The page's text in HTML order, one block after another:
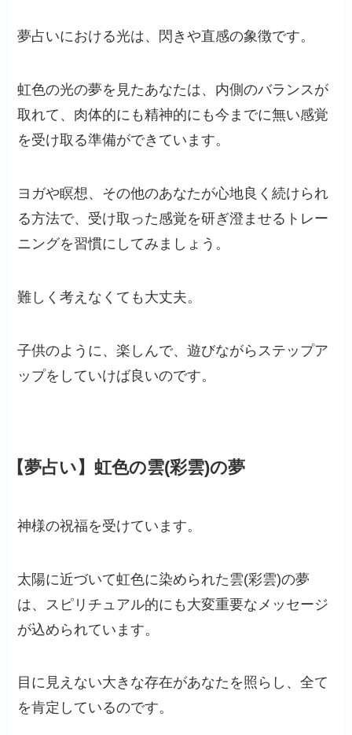
夢占いにおける光は、閃きや直感の象徴です。
虹色の光の夢を見たあなたは、内側のバランスが
取れて、肉体的にも精神的にも今までに無い感覚
を受け取る準備ができています。
ヨガや瞑想、その他のあなたが心地良く続けられ
る方法で、受け取った感覚を研ぎ澄ませるトレー
ニングを習慣にしてみましょう。
難しく考えなくても大丈夫。
子供のように、楽しんで、遊びながらステップア
ップをしていけば良いのです。
【夢占い】虹色の雲(彩雲)の夢
神様の祝福を受けています。
太陽に近づいて虹色に染められた雲(彩雲)の夢
は、スピリチュアル的にも大変重要なメッセージ
が込められています。
目に見えない大きな存在があなたを照らし、全て
を肯定しているのです。